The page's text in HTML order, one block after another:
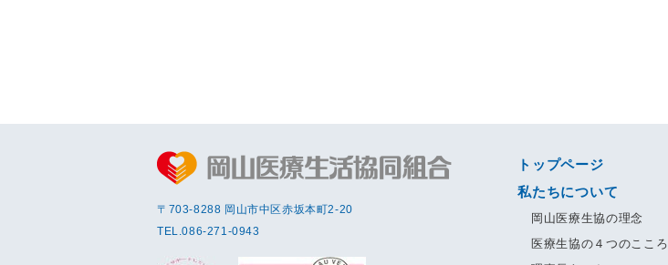
〒703-8288 岡⼭市中区赤坂本町2-20
TEL.086-271-0943
トップページ
私たちについて
岡山医療生協の理念
医療生協の４つのこころ